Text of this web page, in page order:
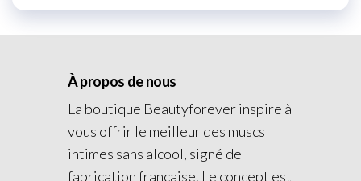
À propos de nous
La boutique Beautyforever inspire à
vous offrir le meilleur des muscs
intimes sans alcool, signé de
fabrication française. Le concept est